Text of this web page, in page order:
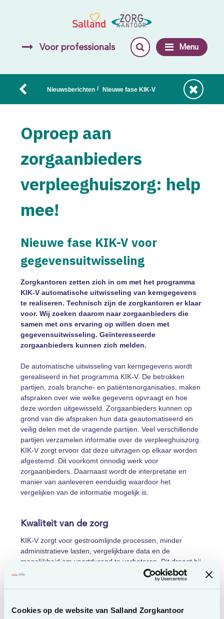
Cookies op de website van Salland Zorgkantoor
Voor professionals Menu
Nieuwsberichten / Nieuwe fase KIK-V
Oproep aan
zorgaanbieders
verpleeghuiszorg: help
mee!
Nieuwe fase KIK-V voor
gegevensuitwisseling
Zorgkantoren zetten zich in om met het programma
KIK-V automatische uitwisseling van kerngegevens
te realiseren. Technisch zijn de zorgkantoren er klaar
voor. Wij zoeken daarom naar zorgaanbieders die
samen met ons ervaring op willen doen met
gegevensuitwisseling. Geïnteresseerde
zorgaanbieders kunnen zich melden.
De automatische uitwisseling van kerngegevens wordt
gerealiseerd in het programma KIK-V. De betrokken
partijen, zoals branche- en patiëntenorganisaties, maken
afspraken over wie welke gegevens opvraagt en hoe
deze worden uitgewisseld. Zorgaanbieders kunnen op
grond van die afspraken hun data geautomatiseerd en
veilig delen met de vragende partijen. Veel verschillende
partijen verzamelen informatie over de verpleeghuiszorg.
KIK-V zorgt ervoor dat deze uitvragen op elkaar worden
afgestemd. Dit voorkomt onnodig werk voor
zorgaanbieders. Daarnaast wordt de interpretatie en
manier van aanleveren eenduidig waardoor het
vergelijken van de informatie mogelijk is.
Kwaliteit van de zorg
KIK-V zorgt voor gestroomlijnde processen, minder
administratieve lasten, vergelijkbare data en de
mogelijkheid om voortdurend te verbeteren. Dit draagt bij
aan een toekomstbestendige zorg en het bevordert de
samenwerking, kwaliteit en transparantie binnen de zorg.
meer transparantie op.